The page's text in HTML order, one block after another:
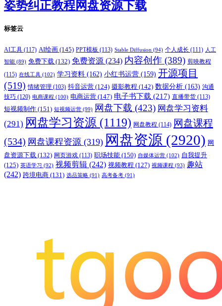
姿势纠正教程网盘资源下载
标签云
AI工具 (117) AI绘画 (145) PPT模板 (113) Stable Diffusion (94) 个人成长 (111) 人工
智能 (89) 免费下载 (132) 免费资源 (234) 内容创作 (389) 剪映教程
(115) 在线工具 (102) 学习资料 (162) 小红书运营 (159) 开源项目
(519) 情绪管理 (103) 抖音运营 (124) 摄影教程 (142) 数据分析 (163) 沟通
技巧 (120) 电商课程 (100) 电商运营 (147) 电子书下载 (217) 直播带货 (113)
短视频制作 (151) 短视频运营 (99) 网盘下载 (423) 网盘学习资料
(291) 网盘学习资源 (1119) 网盘教程 (114) 网盘课程
(534) 网盘课程资源 (319) 网盘资源 (2920) 网
盘资源下载 (132) 网页游戏 (113) 职场技能 (150) 自媒体运营 (102) 自我提升
(125) 英语学习 (92) 视频剪辑 (242) 视频教程 (127) 视频课程 (93) 趣站
(242) 跨境电商 (131) 选品策略 (91) 高考备考 (91)